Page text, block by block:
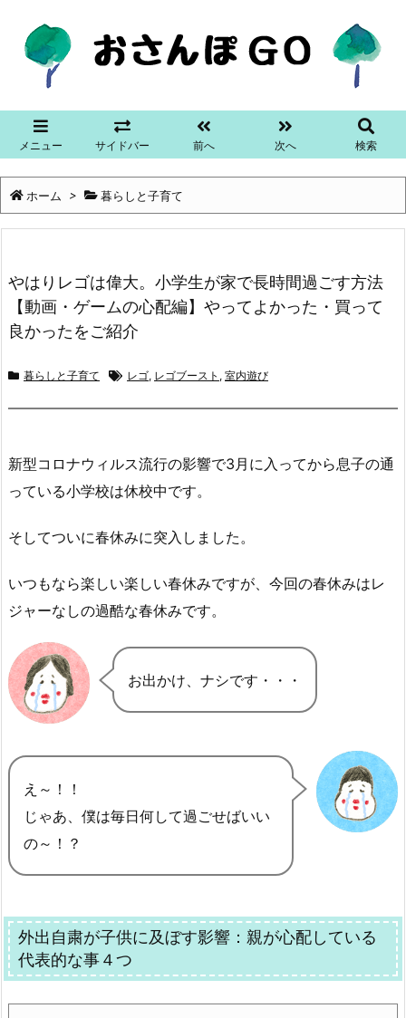
メニュー サイドバー 前へ 次へ 検索
ホーム > 暮らしと子育て
やはりレゴは偉大。小学生が家で長時間過ごす方法
【動画・ゲームの心配編】やってよかった・買って
良かったをご紹介
暮らしと子育て レゴ, レゴブースト , 室内遊び
新型コロナウィルス流行の影響で3月に入ってから息子の通
っている小学校は休校中です。
そしてついに春休みに突入しました。
いつもなら楽しい楽しい春休みですが、今回の春休みはレ
ジャーなしの過酷な春休みです。
お出かけ、ナシです・・・
え～！！
じゃあ、僕は毎日何して過ごせばいい
の～！？
外出自粛が子供に及ぼす影響：親が心配している
代表的な事４つ